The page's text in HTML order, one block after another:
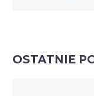
OSTATNIE